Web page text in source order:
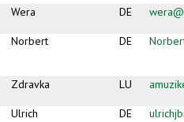
Wera DE
Norbert DE
Zdravka LU
Ulrich DE